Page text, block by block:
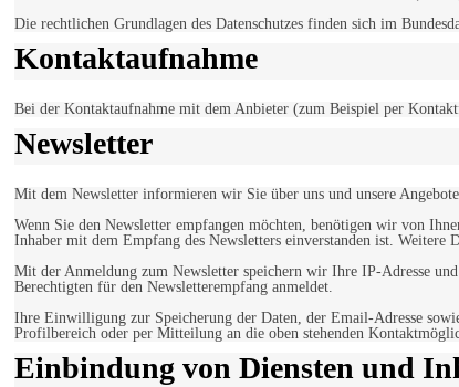
Die rechtlichen Grundlagen des Datenschutzes finden sich im
Kontaktaufnahme
Bei der Kontaktaufnahme mit dem Anbieter (zum Beispiel per
Newsletter
Mit dem Newsletter informieren wir Sie über uns und unsere
Wenn Sie den Newsletter empfangen möchten, benötigen wir von
Inhaber mit dem Empfang des Newsletters einverstanden ist.
Mit der Anmeldung zum Newsletter speichern wir Ihre IP-Adresse
Berechtigten für den Newsletterempfang anmeldet.
Ihre Einwilligung zur Speicherung der Daten, der Email-Adresse
Profilbereich oder per Mitteilung an die oben stehenden
Einbindung von Diensten und